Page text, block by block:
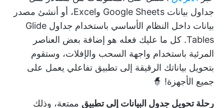
جداول بيانات Google Sheets وExcel، أو أنشئ مصدر
بيانات داخل النظام الأساسي باستخدام جداول Glide
Tables. كل ما عليك فعله هو إضافة بعض العناصر
المرئية باستخدام واجهة السحب والإفلات، وستقوم
بتحويل بياناتك الرقيقة إلى تطبيق تفاعلي يعمل على
جميع الأجهزة! 🧙
رحلة تحويل جدول البيانات إلى تطبيق ممتعة، وذلك